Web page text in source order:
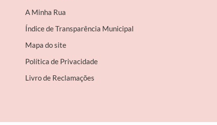
A Minha Rua
Índice de Transparência Municipal
Mapa do site
Política de Privacidade
Livro de Reclamações